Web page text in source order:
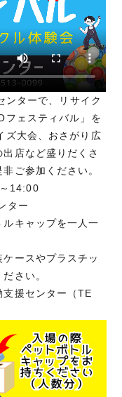
ターで、リサイク
フェスティバル」を
ズ大会、おさがり広
店など盛りだくさ
ご参加ください。
14:00
ター
キャップを一人一
ケースやプラスチッ
さい。
支援センター（TE